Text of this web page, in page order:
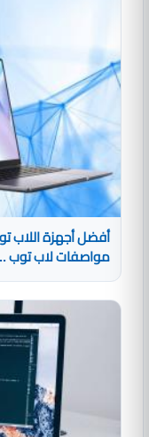
مواصفات لاب توب